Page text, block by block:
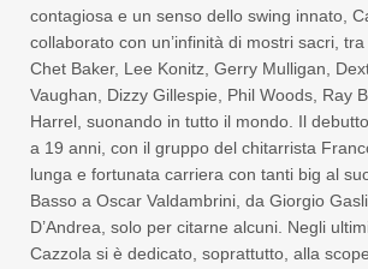
contagiosa e un senso dello swing innato,
collaborato con un’infinità di mostri sacri, tra
Chet Baker, Lee Konitz, Gerry Mulligan,
Vaughan, Dizzy Gillespie, Phil Woods, Ray
Harrel, suonando in tutto il mondo. Il
a 19 anni, con il gruppo del chitarrista
lunga e fortunata carriera con tanti big al
Basso a Oscar Valdambrini, da Giorgio
D’Andrea, solo per citarne alcuni. Negli
Cazzola si è dedicato, soprattutto, alla